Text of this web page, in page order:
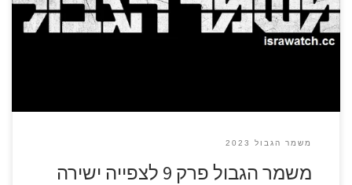
משמר הגבול 2023
משמר הגבול פרק 9 לצפייה ישירה